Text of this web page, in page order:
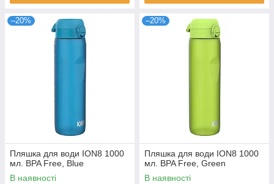
–20%
Пляшка для води ION8 1000
мл. BPA Free, Blue
В наявності
–20%
Пляшка для води ION8 1000
мл. BPA Free, Green
В наявності